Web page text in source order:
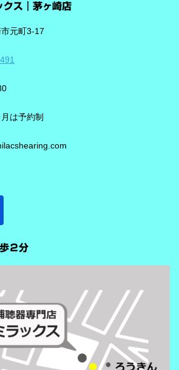
ます。 ビビアは、そうした場面で必要な
ントラストをつくる方向で働くことが特
と理解しやすいです。 DNNチップで、騒
が搭載されています。 このDNNチップは
明されています。 さらに、このチップが
の演算を行うとされています。 「インテ
が「インテリジェンス フォーカス」で
り聞き取りを助ける会話学習を利用した
クラスのみ搭載 重要なのは、この機能
を192,000個収集するから、騒音下での言
すくしてくれます。 デモ動画で確認 🔽ス
ば、言葉の聞き取りが25％アップ！
クス｜茅ヶ崎店
元町3-17
は予約制
２分